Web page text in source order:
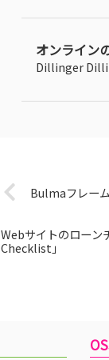
オンライン
Dillinger
Bulmaフレー
Webサイトのローン
Checklist」